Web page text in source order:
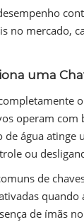
no mercado,
uma
operam
de água atinge
ou
de
de ímãs